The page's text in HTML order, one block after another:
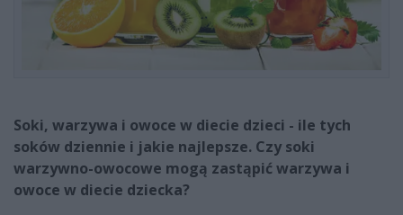
Soki, warzywa i owoce w diecie dzieci - ile tych
soków dziennie i jakie najlepsze. Czy soki
warzywno-owocowe mogą zastąpić warzywa i
owoce w diecie dziecka?